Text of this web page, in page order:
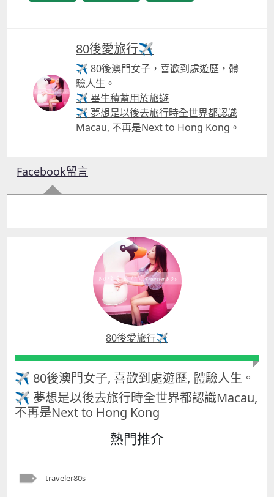
80後愛旅行✈️
✈ 80後澳門女子，喜歡到處遊歷，體
驗人生。
✈ 畢生積蓄用於旅遊
✈ 夢想是以後去旅行時全世界都認識
Macau, 不再是Next to Hong Kong。
Facebook留言
80後愛旅行✈️
✈ 80後澳門女子, 喜歡到處遊歷, 體驗人生。
✈ 夢想是以後去旅行時全世界都認識Macau,
不再是Next to Hong Kong
熱門推介
traveler80s